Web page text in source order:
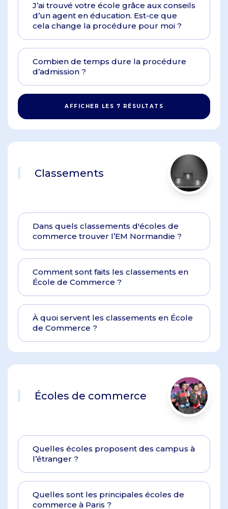
J’ai trouvé votre école grâce aux conseils
d’un agent en éducation. Est-ce que
cela change la procédure pour moi ?
Combien de temps dure la procédure
d’admission ?
AFFICHER LES 7 RÉSULTATS
Classements
Dans quels classements d'écoles de
commerce trouver l’EM Normandie ?
Comment sont faits les classements en
École de Commerce ?
À quoi servent les classements en École
de Commerce ?
Écoles de commerce
Quelles écoles proposent des campus à
l’étranger ?
Quelles sont les principales écoles de
commerce à Paris ?